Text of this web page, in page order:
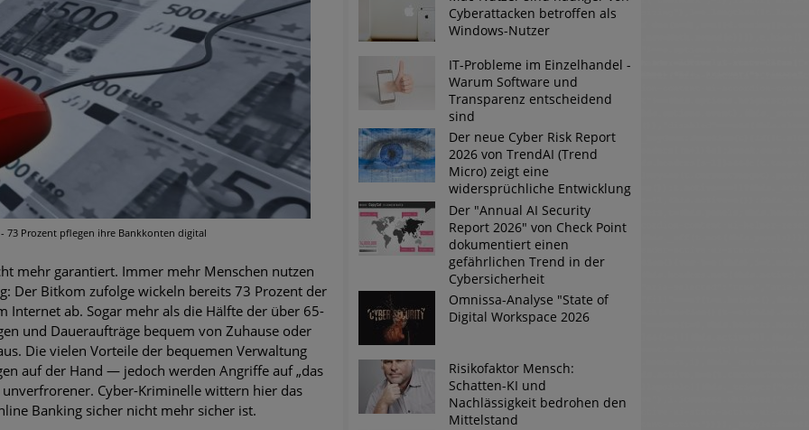
der HTTP-basierten Cyberangriffe lässt Experten vor Tsunami bei Web-DDoS-Angriffen
Trend: Führungskräfte im Visier. Was hilft gegen Harpoon Whaling?
Phishing-Kampagnen mit großen Markennamen – Amazon hat nun reagiert
auf LinkedIn: Unternehmen und Nutzer im Visier der Datendiebe
73 Prozent pflegen ihre Bankkonten digital
mehr garantiert. Immer mehr Menschen nutzen
Der Bitkom zufolge wickeln bereits 73 Prozent der
Internet ab. Sogar mehr als die Hälfte der über 65-
und Daueraufträge bequem von Zuhause oder
Die vielen Vorteile der bequemen Verwaltung
auf der Hand — jedoch werden Angriffe auf „das
Cyber-Kriminelle wittern hier das
Banking sicher nicht mehr sicher ist.
Cyberattacken betroffen als
Windows-Nutzer
IT-Probleme im Einzelhandel -
Warum Software und
Transparenz entscheidend
sind
Der neue Cyber Risk Report
2026 von TrendAI (Trend
Micro) zeigt eine
widersprüchliche Entwicklung
Der "Annual AI Security
Report 2026" von Check Point
dokumentiert einen
gefährlichen Trend in der
Cybersicherheit
Omnissa-Analyse "State of
Digital Workspace 2026
Risikofaktor Mensch:
Schatten-KI und
Nachlässigkeit bedrohen den
Mittelstand